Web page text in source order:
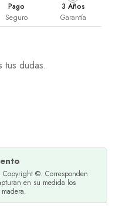
Pago
Seguro
3 Años
Garantía
tus dudas.
Copyright ©. Corresponden
en su medida los